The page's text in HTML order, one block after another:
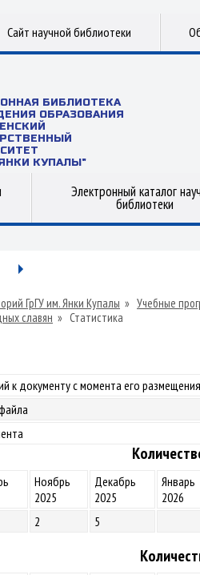
Сайт научной библиотеки
БИБЛИОТЕКА
ОБРАЗОВАНИЯ
КУПАЛЫ"
Электронный каталог
библиотеки
ГрГУ им. Янки Купалы » Учебные
славян » Статистика
к документу с момента его
Ноябрь
2025
Декабрь
2025
Январь
2026
2 5